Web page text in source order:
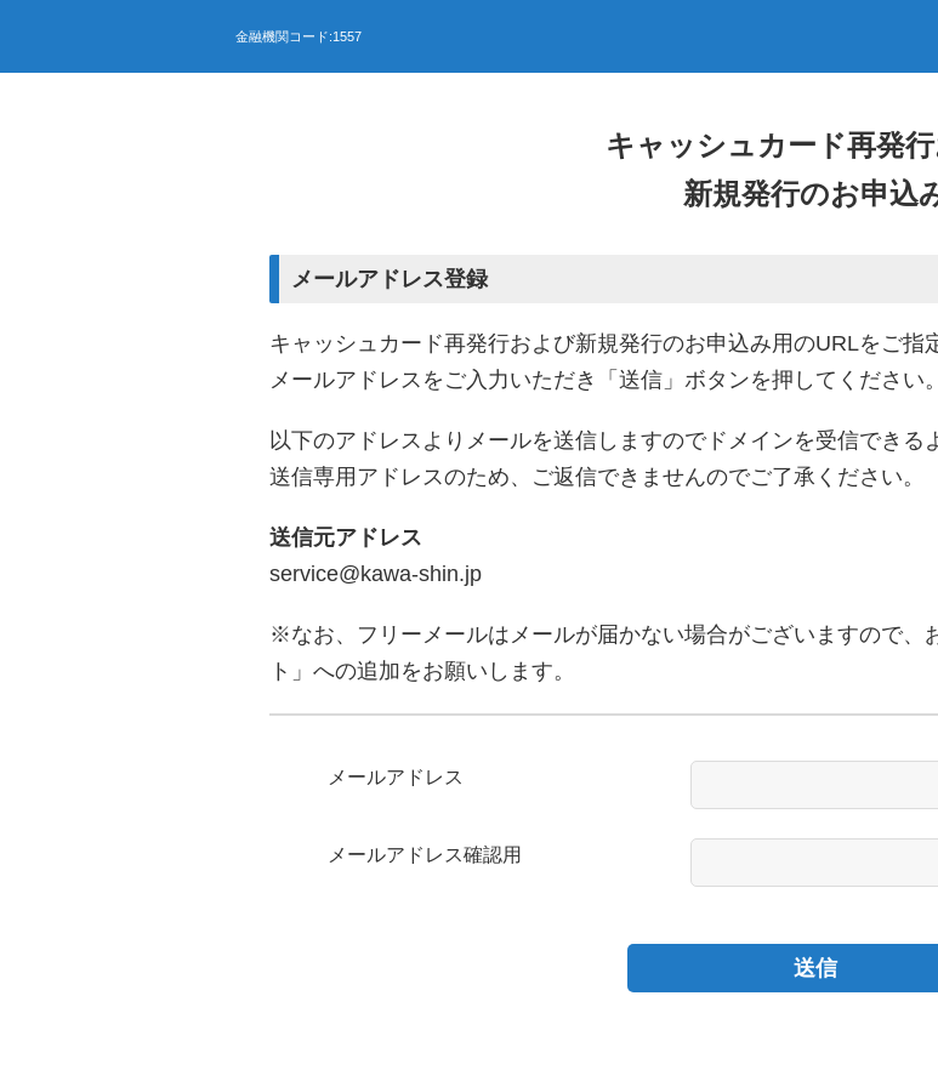
キャッシュカード再発
新規発行のお申込
メールアドレス登録
キャッシュカード再発行および新規発行のお申込み用のURLをご指
メールアドレスをご入力いただき「送信」ボタンを押してください。
以下のアドレスよりメールを送信しますのでドメインを受信できる
送信専用アドレスのため、ご返信できませんのでご了承ください。
送信元アドレス
service@kawa-shin.jp
※なお、フリーメールはメールが届かない場合がございますので、
ト」への追加をお願いします。
メールアドレス
メールアドレス確認用